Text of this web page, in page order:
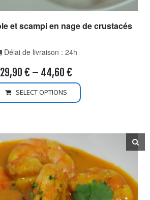
et scampi en nage de crustacés
Délai de livraison : 24h
29,90 € – 44,60 €
SELECT OPTIONS